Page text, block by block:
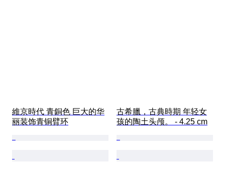
維京時代 青銅色 巨大的华
丽装饰青铜臂环
古希臘，古典時期 年轻女
孩的陶土头颅。 - 4.25 cm